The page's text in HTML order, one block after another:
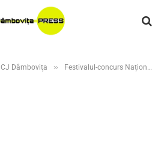
CJ Dâmboviţa » Festivalul-concurs Național „Ileana Sărăroiu” a debutat la Târgoviște